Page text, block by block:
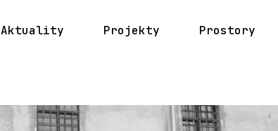
Aktuality Projekty Prostory